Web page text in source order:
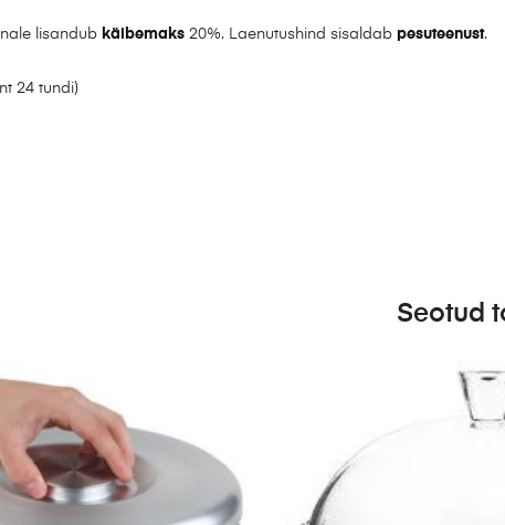
lisandub käibemaks 20%. Laenutushind sisaldab pesuteenust.
24 tundi)
Seotud